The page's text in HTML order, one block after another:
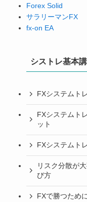
Forex Solid
サラリーマンFX
fx-on EA
シストレ基本
FXシステムト
FXシステムト
ット
FXシステムト
リスク分散が
び方
FXで勝つため